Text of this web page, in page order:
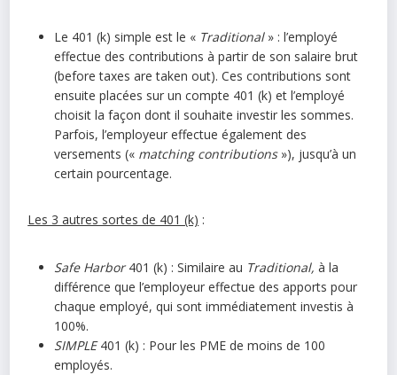
Le 401 (k) simple est le « Traditional» : l’employé
effectue des contributions à partir de son salaire brut
(before taxes are taken out). Ces contributions sont
ensuite placées sur un compte 401 (k) et l’employé
choisit la façon dont il souhaite investir les sommes.
Parfois, l’employeur effectue également des
versements (« matching contributions»), jusqu’à un
certain pourcentage.
Les 3 autres sortes de 401 (k) :
Safe Harbor401 (k) : Similaire au Traditional, à la
différence que l’employeur effectue des apports pour
chaque employé, qui sont immédiatement investis à
100%.
SIMPLE401 (k) : Pour les PME de moins de 100
employés.